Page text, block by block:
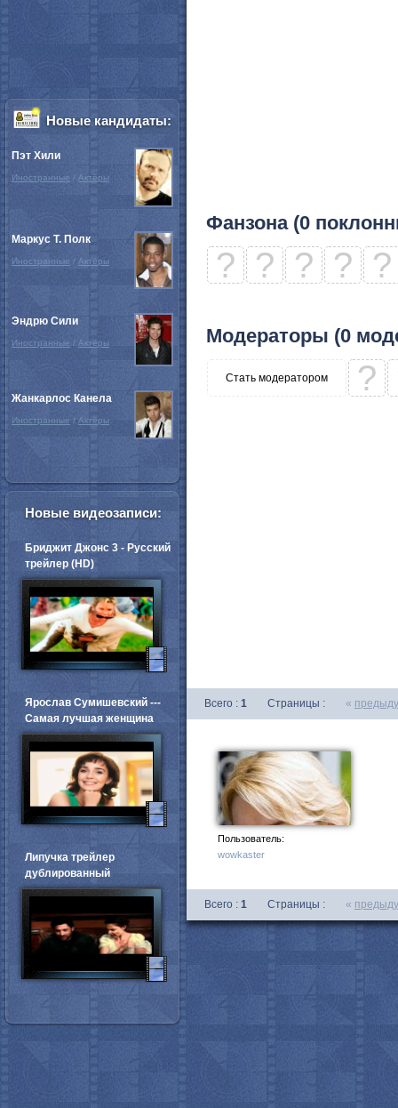
Фанзона (0
? ? ? ? ?
Модераторы (0
Стать модератором ?
Всего : 1 Страницы : «
Пользователь:
wowkaster
Всего : 1 Страницы : «
Новые кандидаты:
Пэт Хили
Иностранные / Актёры
Маркус Т. Полк
Иностранные / Актёры
Эндрю Сили
Иностранные / Актёры
Жанкарлос Канела
Иностранные / Актёры
Новые видеозаписи:
Бриджит Джонс 3 - Русский
трейлер (HD)
Ярослав Сумишевский ---
Самая лучшая женщина
Липучка трейлер
дублированный